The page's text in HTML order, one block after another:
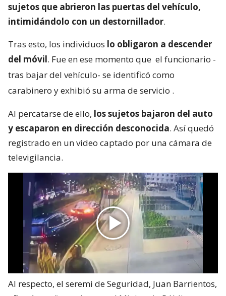
sujetos que abrieron las puertas del vehículo,
intimidándolo con un destornillador.
Tras esto, los individuos lo obligaron a descender
del móvil. Fue en ese momento que el funcionario -
tras bajar del vehículo- se identificó como
carabinero y exhibió su arma de servicio .
Al percatarse de ello, los sujetos bajaron del auto
y escaparon en dirección desconocida. Así quedó
registrado en un video captado por una cámara de
televigilancia.
Al respecto, el seremi de Seguridad, Juan Barrientos,